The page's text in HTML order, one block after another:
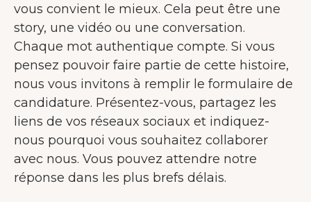
vous convient le mieux. Cela peut être une
story, une vidéo ou une conversation.
Chaque mot authentique compte. Si vous
pensez pouvoir faire partie de cette histoire,
nous vous invitons à remplir le formulaire de
candidature. Présentez-vous, partagez les
liens de vos réseaux sociaux et indiquez-
nous pourquoi vous souhaitez collaborer
avec nous. Vous pouvez attendre notre
réponse dans les plus brefs délais.